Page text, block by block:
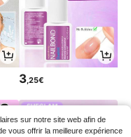
3,25€
sur notre site web afin de
vous offrir la meilleure expérience